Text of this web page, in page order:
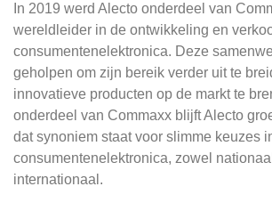
In 2019 werd Alecto onderdeel van
wereldleider in de ontwikkeling en
consumentenelektronica. Deze
geholpen om zijn bereik verder uit te
innovatieve producten op de markt te
onderdeel van Commaxx blijft Alecto
dat synoniem staat voor slimme keuzes
consumentenelektronica, zowel
internationaal.